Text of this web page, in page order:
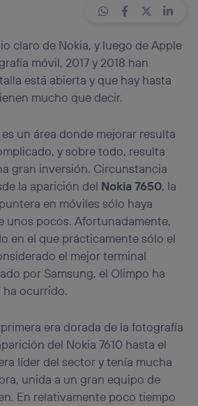
claro de Nokia, y luego de Apple
móvil, 2017 y 2018 han
está abierta y que hay hasta
mucho que decir.
es un área donde mejorar resulta
y sobre todo, resulta
gran inversión. Circunstancia
la aparición del Nokia 7650, la
en móviles sólo haya
unos pocos. Afortunadamente,
en el que prácticamente sólo el
el mejor terminal
por Samsung, el Olimpo ha
ha ocurrido.
era dorada de la fotografía
del Nokia 7610 hasta el
líder del sector y tenía mucha
unida a un gran equipo de
En relativamente poco tiempo